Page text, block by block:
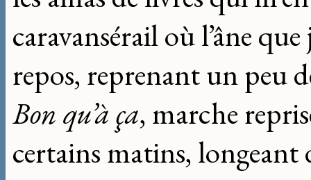
caravansérail où l’âne
repos, reprenant un peu
Bon qu’à ça, marche
certains matins, longeant